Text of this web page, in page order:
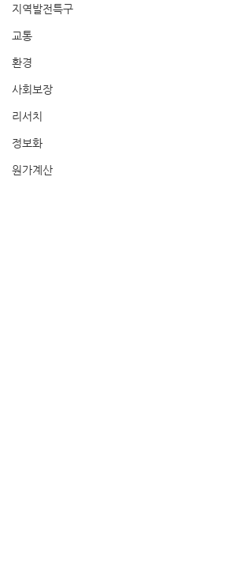
지역발전특구
교통
환경
사회보장
리서치
정보화
원가계산